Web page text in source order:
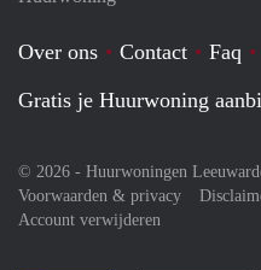
Over ons Contact Faq
Gratis je Huurwoning
© 2026 - Huurwoningen
Voorwaarden & privacy
Account verwijderen